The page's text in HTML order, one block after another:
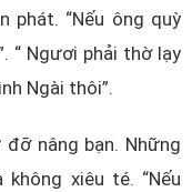
phát. “Nếu ông quỳ
“ Ngươi phải thờ lạy
Ngài thôi”.
nâng bạn. Những
xiêu té. “Nếu